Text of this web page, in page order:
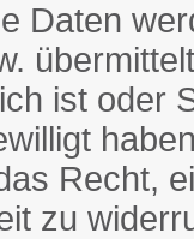
Daten
ist oder
Recht,
zu